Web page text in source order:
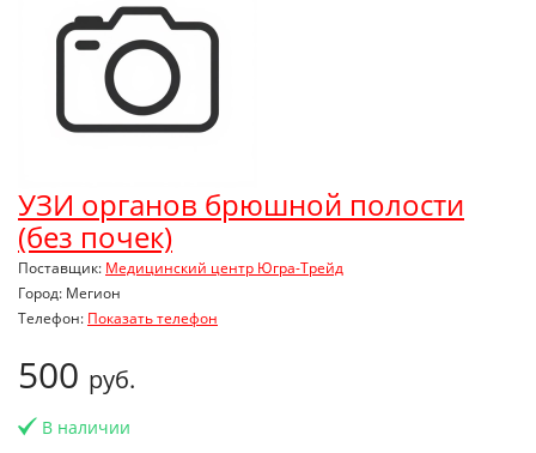
УЗИ органов брюшной полости
(без почек)
Поставщик: Медицинский центр Югра-Трейд
Город: Мегион
Телефон: Показать телефон
500 руб.
В наличии